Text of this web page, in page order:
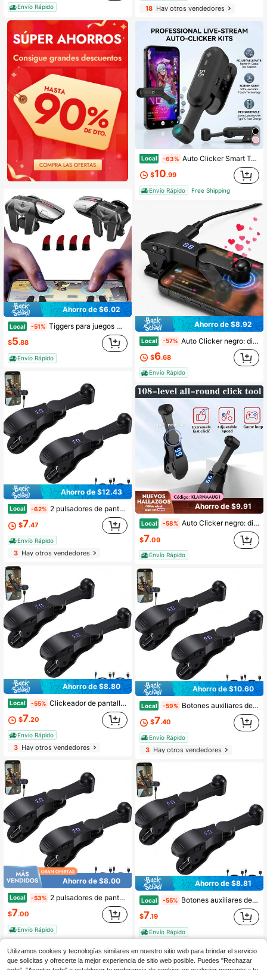
Envío Rápido
Ahorro de $6.02
Local -51% Tiggers para juegos móviles con guantes de 4 dedos Alta sensibilidad para juegos móviles FPS 4 botones para Breakout Amplia compatibilidad
$5.88
Envío Rápido
Ahorro de $12.43
Local -62% 2 pulsadores de pantalla automáticos de velocidad ajustable, simulador táctil universal con clip para iOS y Android, para dar "Me gusta" y "Me gusta" en transmisiones en vivo, herramientas para la economía colaborativa, bot de pulsación de pantalla, herramienta AFK para juegos, simulador táctil de teléfono.
$7.47
Envío Rápido
3Hay otros vendedores
Ahorro de $8.80
Local -55% Clickeador de pantalla rápido y continuo, simulador de toque físico universal para iPhone y Android, compras flash y francotirador, simulador de toque de teléfono, herramienta AFK para juegos, bot de toque de pantalla, herramientas de economía gig
$7.20
Envío Rápido
3Hay otros vendedores
Ahorro de $8.00
Local -53% 2 pulsadores de pantalla automáticos de velocidad ajustable, simulador táctil universal con clip para iOS y Android, para dar "Me gusta" y "Me gusta" en transmisiones en vivo, herramientas para la economía colaborativa, bot de pulsación de pantalla, herramienta AFK para juegos, simulador táctil de teléfono.
$7.00
Envío Rápido
18Hay otros vendedores
Local -63% Auto Clicker Smart Tapper para Live, dispositivo de toque automático recargable con velocidad ajustable para likes instantáneos y tareas de redes sociales
$10.99
Envío Rápido Free Shipping
Ahorro de $8.92
Local -57% Auto Clicker negro: dispositivo plug and play para hacer clic rápido en |Phone, simulación de clic continuo y rápido con el dedo para likes, transmisiones en vivo y flashes.
$6.68
Envío Rápido
Ahorro de $9.91
Local -58% Auto Clicker negro: dispositivo plug and play para hacer clic rápido en |Phone, simulación de clic continuo y rápido con el dedo para likes, transmisiones en vivo y flashes.
$7.09
Envío Rápido
Ahorro de $10.60
Local -59% Botones auxiliares de juegos móviles
$7.40
Envío Rápido
3Hay otros vendedores
Ahorro de $8.81
Local -55% Botones auxiliares de juegos móviles
$7.19
Envío Rápido
Utilizamos cookies y tecnologías similares en nuestro sitio web para brindar el servicio
que solicitas y ofrecerte la mejor experiencia de sitio web posible. Puedes "Rechazar